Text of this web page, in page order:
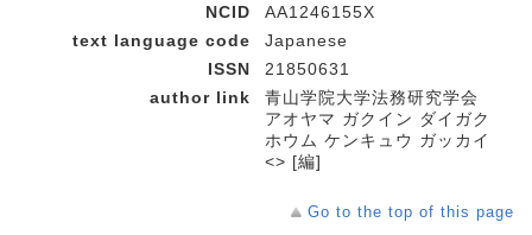
NCID
AA1246155X
text language code
Japanese
ISSN
21850631
author link
青山学院大学法務研究学会
アオヤマ ガクイン ダイガク
ホウム ケンキュウ ガッカイ
<> [編]
Go to the top of this page